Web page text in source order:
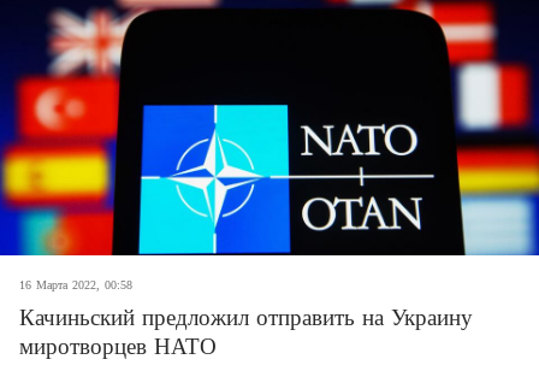
16 Марта 2022, 00:58
Качиньский предложил отправить на Украину
миротворцев НАТО